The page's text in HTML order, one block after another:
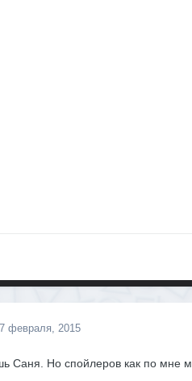
февраля, 2015
Саня. Но спойлеров как по мне